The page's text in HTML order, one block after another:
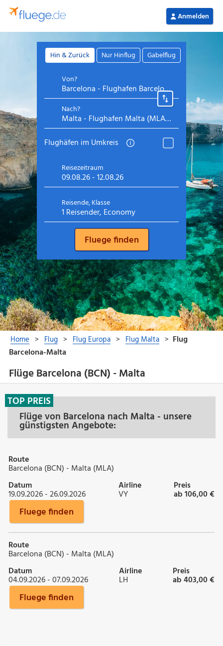
Flüge Barcelona (BCN) - Malta
Flüge von Barcelona nach Malta - unsere
günstigsten Angebote:
TOP PREIS
Route
Barcelona (BCN) - Malta (MLA)
Datum
19.09.2026 - 26.09.2026
Airline
VY
Preis
ab 106,00 €
Fluege finden
Route
Barcelona (BCN) - Malta (MLA)
Datum
04.09.2026 - 07.09.2026
Airline
LH
Preis
ab 403,00 €
Fluege finden